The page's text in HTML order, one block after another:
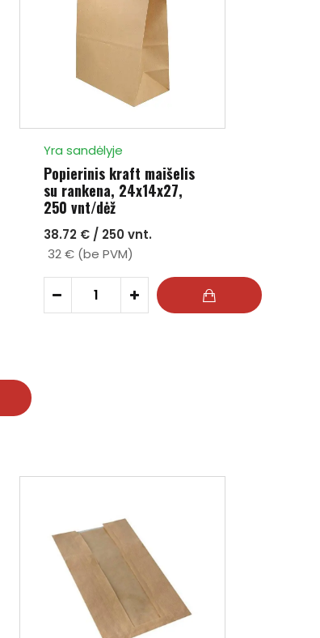
Yra sandėlyje
Popierinis kraft maišelis
su rankena, 24x14x27,
250 vnt/dėž
38.72 € / 250 vnt.
32 € (be PVM)
- +